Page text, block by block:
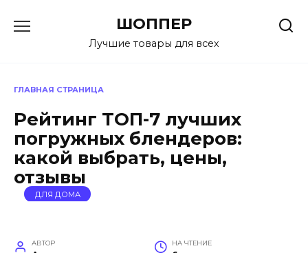
ШОППЕР
Лучшие товары для всех
ГЛАВНАЯ СТРАНИЦА
Рейтинг ТОП-7 лучших
погружных блендеров:
какой выбрать, цены,
отзывы
ДЛЯ ДОМА
АВТОР НА ЧТЕНИЕ